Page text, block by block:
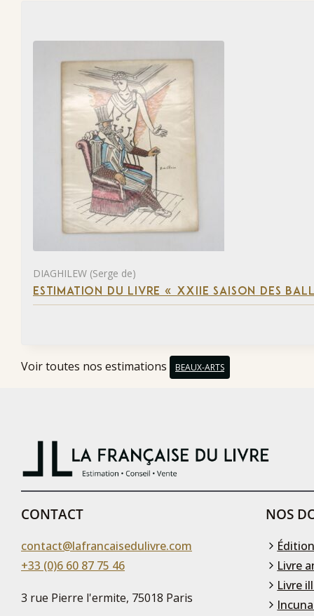
DIAGHILEW (Serge de)
ESTIMATION DU LIVRE « XXIIE SAISON DES
Voir toutes nos estimations BEAUX-ARTS
CONTACT
contact@lafrancaisedulivre.com
+33 (0)6 60 87 75 46
3 rue Pierre l'ermite, 75018 Paris
NOS
Livre
Livre